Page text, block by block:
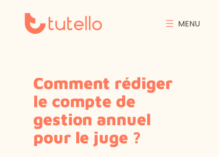
Comment rédiger
le compte de
gestion annuel
pour le juge ?